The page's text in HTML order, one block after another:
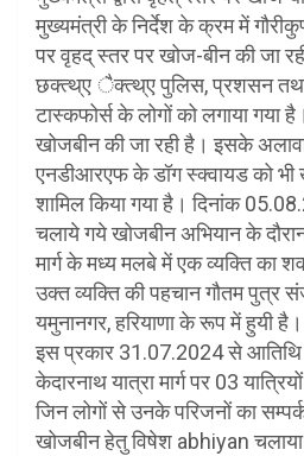
मुख्यमंत्री के निर्देश के क्रम में
पर वृहद् स्तर पर खोज-बीन की जा
छक्त्थ्ए ैक्त्थ्ए पुलिस, प्रशसन तथा
टास्कफोर्स के लोगों को लगाया गया
खोजबीन की जा रही है। इसके
एनडीआरएफ के डॉग स्क्वायड को भी
शामिल किया गया है। दिनांक
चलाये गये खोजबीन अभियान के
मार्ग के मध्य मलबे में एक व्यक्ति का
उक्त व्यक्ति की पहचान गौतम पुत्र
यमुनानगर, हरियाणा के रूप में हुयी है।
इस प्रकार 31.07.2024 से आतिथि
केदारनाथ यात्रा मार्ग पर 03
जिन लोगों से उनके परिजनों का
खोजबीन हेतु विषेश abhiyan चलाया